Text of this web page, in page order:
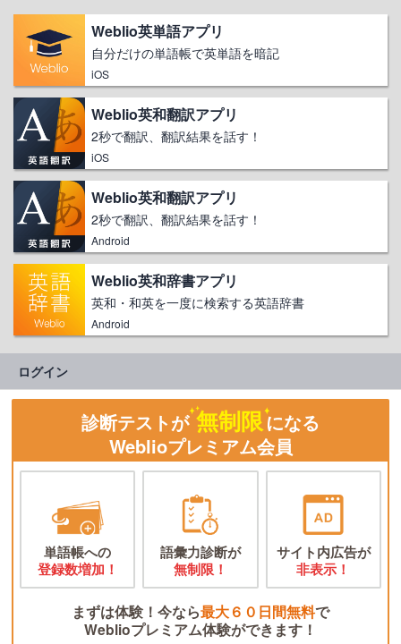
Weblio英単語アプリ
自分だけの単語帳で英単語を暗記
iOS
Weblio英和翻訳アプリ
2秒で翻訳、翻訳結果を話す！
iOS
Weblio英和翻訳アプリ
2秒で翻訳、翻訳結果を話す！
Android
Weblio英和辞書アプリ
英和・和英を一度に検索する英語辞書
Android
ログイン
診断テストが 無制限になる
Weblioプレミアム会員
単語帳への
登録数増加！
語彙力診断が
無制限！
サイト内広告が
非表示！
まずは体験！今なら最大６０日間無料で
Weblioプレミアム体験ができます！